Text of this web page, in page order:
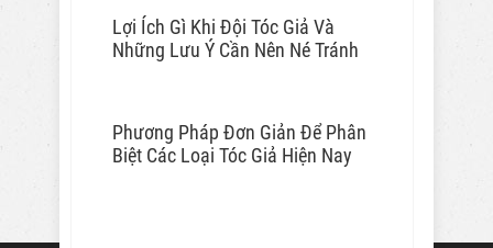
Lợi Ích Gì Khi Đội Tóc Giả Và
Những Lưu Ý Cần Nên Né Tránh
Phương Pháp Đơn Giản Để Phân
Biệt Các Loại Tóc Giả Hiện Nay